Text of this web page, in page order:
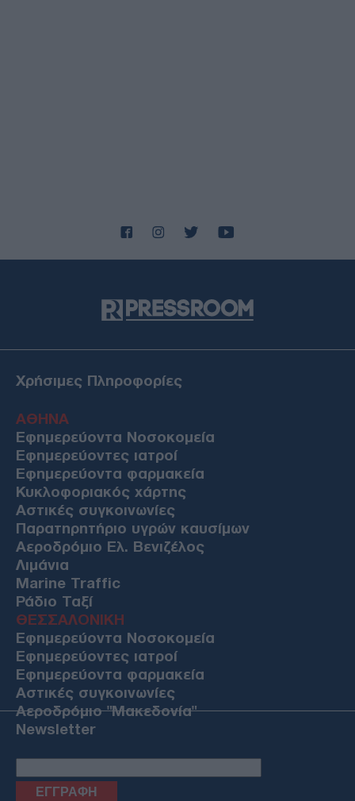
Χρήσιμες Πληροφορίες
ΑΘΗΝΑ
Εφημερεύοντα Νοσοκομεία
Εφημερεύοντες ιατροί
Εφημερεύοντα φαρμακεία
Κυκλοφοριακός χάρτης
Αστικές συγκοινωνίες
Παρατηρητήριο υγρών καυσίμων
Αεροδρόμιο Ελ. Βενιζέλος
Λιμάνια
Marine Traffic
Ράδιο Ταξί
ΘΕΣΣΑΛΟΝΙΚΗ
Εφημερεύοντα Νοσοκομεία
Εφημερεύοντες ιατροί
Εφημερεύοντα φαρμακεία
Αστικές συγκοινωνίες
Αεροδρόμιο "Μακεδονία"
Newsletter